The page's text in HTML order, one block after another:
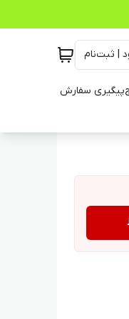
| ثبت‌نام
پیگیری سفارش